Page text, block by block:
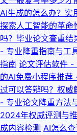
AI生成的怎么办？实
探索人工智能的革命
吗？毕业论文查重结
- 专业降重指南与工
指南 论文评估软件 -
的AI免费小程序推
过可以答辩吗？权威
- 专业论文降重方法
2024年权威评测与
成内容检测 AI怎么